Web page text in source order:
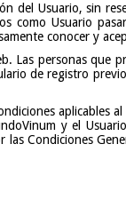
del Usuario, sin
como Usuario
conocer y
Las personas que
de registro
aplicables
y el
las Condiciones